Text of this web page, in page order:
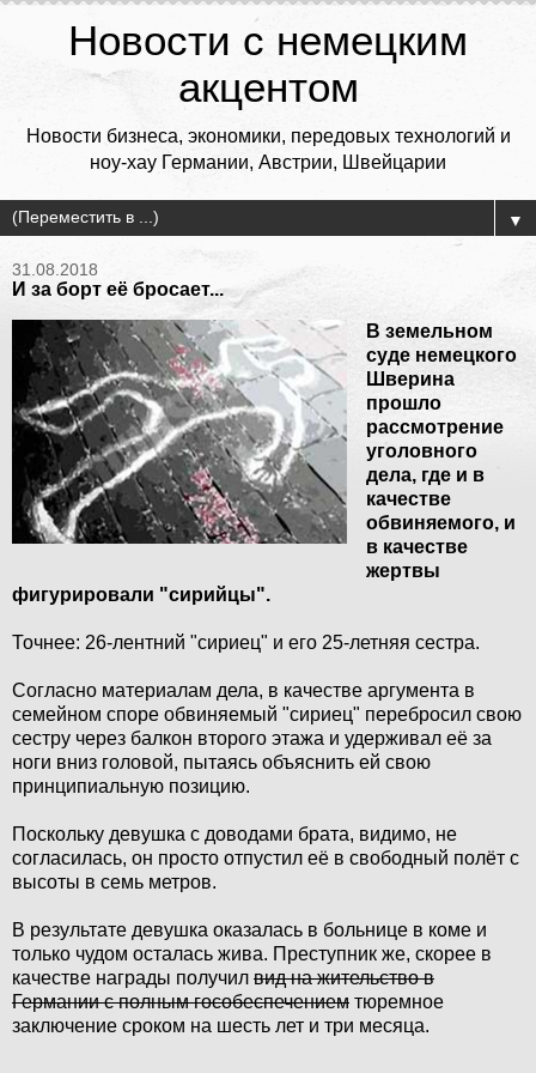
Новости с немецким
акцентом
Новости бизнеса, экономики, передовых технологий и
ноу-хау Германии, Австрии, Швейцарии
▼
31.08.2018
И за борт её бросает...
В земельном
суде немецкого
Шверина
прошло
рассмотрение
уголовного
дела, где и в
качестве
обвиняемого, и
в качестве
жертвы
фигурировали "сирийцы".
Точнее: 26-лентний "сириец" и его 25-летняя сестра.
Согласно материалам дела, в качестве аргумента в
семейном споре обвиняемый "сириец" перебросил свою
сестру через балкон второго этажа и удерживал её за
ноги вниз головой, пытаясь объяснить ей свою
принципиальную позицию.
Поскольку девушка с доводами брата, видимо, не
согласилась, он просто отпустил её в свободный полёт с
высоты в семь метров.
В результате девушка оказалась в больнице в коме и
только чудом осталась жива. Преступник же, скорее в
качестве награды получил вид на жительство в
Германии с полным гособеспечением тюремное
заключение сроком на шесть лет и три месяца.